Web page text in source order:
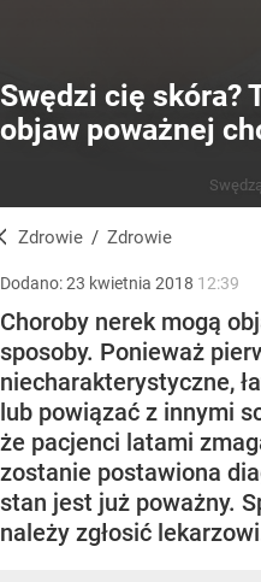
Swędzi cię skóra?
objaw poważnej
Zdrowie / Zdrowie
Dodano:23 kwietnia 2018 12:39
Choroby nerek mogą
sposoby. Ponieważ
niecharakterystyczne,
lub powiązać z innymi
że pacjenci latami
zostanie postawiona
stan jest już poważny.
należy zgłosić